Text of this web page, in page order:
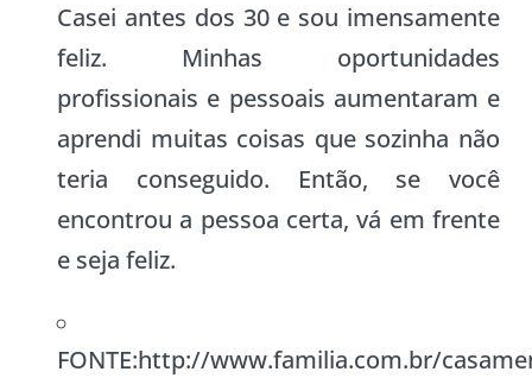
Casei antes dos 30 e sou imensamente
feliz. Minhas oportunidades
profissionais e pessoais aumentaram e
aprendi muitas coisas que sozinha não
teria conseguido. Então, se você
encontrou a pessoa certa, vá em frente
e seja feliz.
FONTE:http://www.familia.com.br/